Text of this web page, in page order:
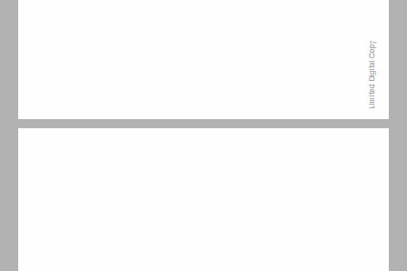
מבוא למהדורה העברית ... 7